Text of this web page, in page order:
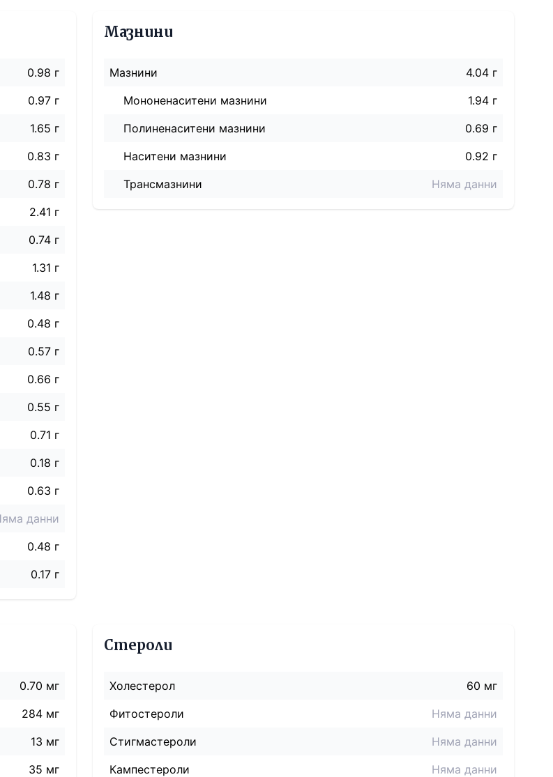
0.98 г
0.97 г
1.65 г
0.83 г
0.78 г
2.41 г
0.74 г
1.31 г
1.48 г
0.48 г
0.57 г
0.66 г
0.55 г
0.71 г
0.18 г
0.63 г
данни
0.48 г
0.17 г
Мазнини
Мазнини
4.04 г
Мононенаситени мазнини
1.94 г
Полиненаситени мазнини
0.69 г
Наситени мазнини
0.92 г
Трансмазнини
Няма данни
0.70 мг
284 мг
13 мг
35 мг
Стероли
Холестерол 60 мг
Фитостероли
Няма данни
Стигмастероли
Няма данни
Кампестероли
Няма данни